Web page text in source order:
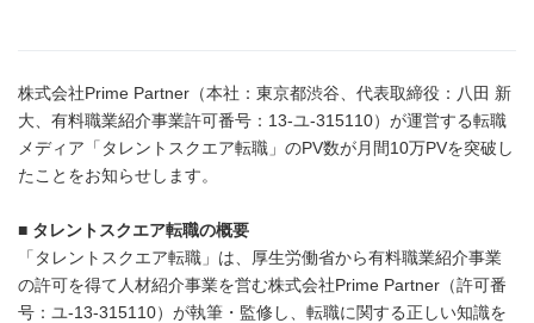
株式会社Prime Partner（本社：東京都渋谷、代表取締役：八田 新
大、有料職業紹介事業許可番号：13-ユ-315110）が運営する転職
メディア「タレントスクエア転職」のPV数が月間10万PVを突破し
たことをお知らせします。
■ タレントスクエア転職の概要
「タレントスクエア転職」は、厚生労働省から有料職業紹介事業
の許可を得て人材紹介事業を営む株式会社Prime Partner（許可番
号：ユ-13-315110）が執筆・監修し、転職に関する正しい知識を